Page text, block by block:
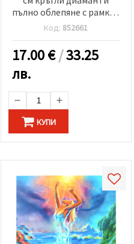
пълно облепяне с рамка -
Вятър в платната
Код: 852661
17.00€/33.25
лв.
КУПИ